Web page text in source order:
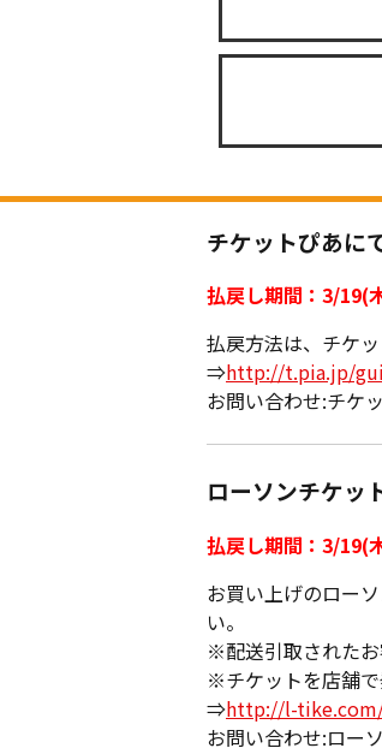
チケットぴあに
払戻し期間：3/19(
払戻方法は、チケ
⇒http://t.pia.jp/
お問い合わせ:チケ
ローソンチケッ
払戻し期間：3/19(
お買い上げのロー
い。
※配送引取されたお
※チケットを店舗で
⇒http://l-
お問い合わせ:ロー